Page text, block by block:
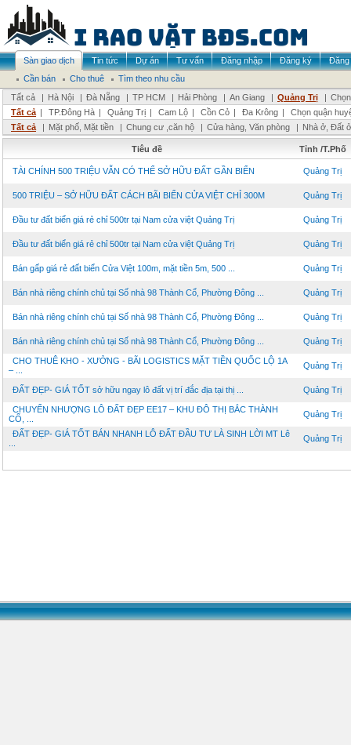
Sàn giao dịch Tin tức Dự án Tư vấn Đăng nhập Đăng ký
Đăng
Cần bán
Cho thuê
Tìm theo nhu cầu
Tất cả
| Hà Nội | Đà Nẵng | TP HCM | Hải Phòng | An Giang | Quảng Trị |
Tất cả | TP.Đông Hà | Quảng Trị | Cam Lộ | Cồn Cỏ | Đa Krông |
Chọn quận
Tất cả
| Mặt phố, Mặt tiền | Chung cư ,căn hộ | Cửa hàng, Văn phòng | Nhà ở, Đất ở
Tiêu đề Tỉnh /T.Phố
TÀI CHÍNH 500 TRIỆU VẪN CÓ THỂ SỞ HỮU ĐẤT GẦN BIỂN Quảng Trị
500 TRIỆU – SỞ HỮU ĐẤT CÁCH BÃI BIỂN CỬA VIỆT CHỈ 300M Quảng Trị
Đầu tư đất biển giá rẻ chỉ 500tr tại Nam cửa việt Quảng Trị Quảng Trị
Đầu tư đất biển giá rẻ chỉ 500tr tại Nam cửa việt Quảng Trị Quảng Trị
Bán gấp giá rẻ đất biển Cửa Việt 100m, mặt tiền 5m, 500 ... Quảng Trị
Bán nhà riêng chính chủ tại Số nhà 98 Thành Cổ, Phường Đông ... Quảng Trị
Bán nhà riêng chính chủ tại Số nhà 98 Thành Cổ, Phường Đông ... Quảng Trị
Bán nhà riêng chính chủ tại Số nhà 98 Thành Cổ, Phường Đông ... Quảng Trị
CHO THUÊ KHO - XƯỞNG - BÃI LOGISTICS MẶT TIỀN QUỐC LỘ 1A
– ...
Quảng Trị
ĐẤT ĐẸP- GIÁ TỐT sở hữu ngay lô đất vị trí đắc địa tại thị ... Quảng Trị
CHUYỂN NHƯỢNG LÔ ĐẤT ĐẸP EE17 – KHU ĐÔ THỊ BẮC THÀNH
CỔ, ...
Quảng Trị
ĐẤT ĐẸP- GIÁ TỐT BÁN NHANH LÔ ĐẤT ĐẦU TƯ LÀ SINH LỜI MT Lê
Quảng Trị